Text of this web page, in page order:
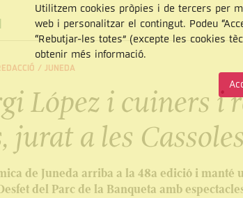
/ JUNEDA
López i cuiners i
jurat a les
de Juneda arriba a la 48a edició i manté
del Parc de la Banqueta amb
Utilitzem cookies pròpies i de tercers per
web i personalitzar el contingut. Podeu
“Rebutjar-les totes” (excepte les cookies
obtenir més informació.